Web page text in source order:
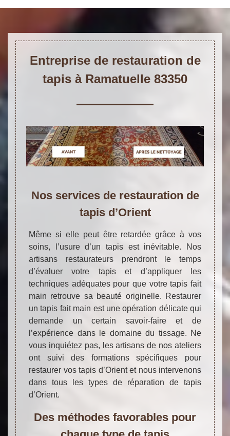
Entreprise de restauration de
tapis à Ramatuelle 83350
Nos services de restauration de
tapis d’Orient
Même si elle peut être retardée grâce à vos
soins, l’usure d’un tapis est inévitable. Nos
artisans restaurateurs prendront le temps
d’évaluer votre tapis et d’appliquer les
techniques adéquates pour que votre tapis fait
main retrouve sa beauté originelle. Restaurer
un tapis fait main est une opération délicate qui
demande un certain savoir-faire et de
l’expérience dans le domaine du tissage. Ne
vous inquiétez pas, les artisans de nos ateliers
ont suivi des formations spécifiques pour
restaurer vos tapis d’Orient et nous intervenons
dans tous les types de réparation de tapis
d’Orient.
Des méthodes favorables pour